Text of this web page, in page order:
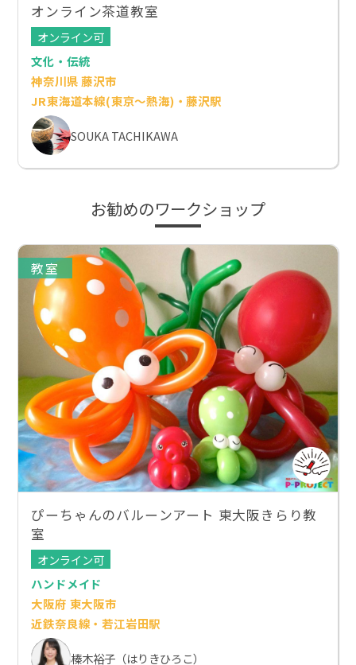
オンライン茶道教室
オンライン可
文化・伝統
神奈川県 藤沢市
JR東海道本線(東京～熱海)・藤沢駅
SOUKA TACHIKAWA
お勧めのワークショップ
教室
ぴーちゃんのバルーンアート 東大阪きらり教
室
オンライン可
ハンドメイド
大阪府 東大阪市
近鉄奈良線・若江岩田駅
榛木裕子（はりきひろこ）